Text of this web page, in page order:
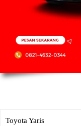
Toyota Yaris